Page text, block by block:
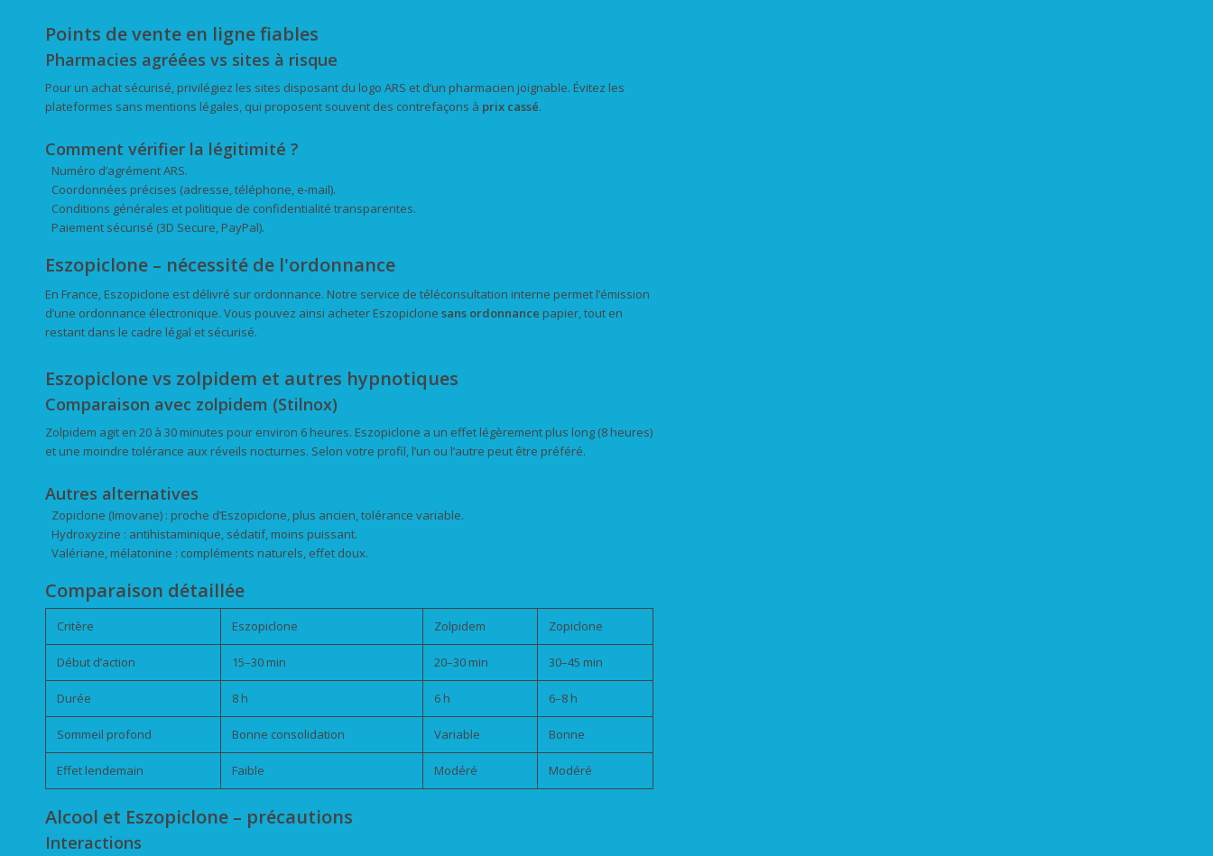
Points de vente en ligne fiables
Pharmacies agréées vs sites à risque
Pour un achat sécurisé, privilégiez les sites disposant du logo ARS et d’un pharmacien joignable. Évitez les
plateformes sans mentions légales, qui proposent souvent des contrefaçons à prix cassé.
Comment vérifier la légitimité ?
Numéro d’agrément ARS.
Coordonnées précises (adresse, téléphone, e-mail).
Conditions générales et politique de confidentialité transparentes.
Paiement sécurisé (3D Secure, PayPal).
Eszopiclone – nécessité de l'ordonnance
En France, Eszopiclone est délivré sur ordonnance. Notre service de téléconsultation interne permet l’émission
d’une ordonnance électronique. Vous pouvez ainsi acheter Eszopiclone sans ordonnance papier, tout en
restant dans le cadre légal et sécurisé.
Eszopiclone vs zolpidem et autres hypnotiques
Comparaison avec zolpidem (Stilnox)
Zolpidem agit en 20 à 30 minutes pour environ 6 heures. Eszopiclone a un effet légèrement plus long (8 heures)
et une moindre tolérance aux réveils nocturnes. Selon votre profil, l’un ou l’autre peut être préféré.
Autres alternatives
Zopiclone (Imovane) : proche d’Eszopiclone, plus ancien, tolérance variable.
Hydroxyzine : antihistaminique, sédatif, moins puissant.
Valériane, mélatonine : compléments naturels, effet doux.
Comparaison détaillée
Critère Eszopiclone Zolpidem Zopiclone
Début d’action 15–30 min 20–30 min 30–45 min
Durée 8 h 6 h 6–8 h
Sommeil profond Bonne consolidation Variable Bonne
Effet lendemain Faible Modéré Modéré
Alcool et Eszopiclone – précautions
Interactions